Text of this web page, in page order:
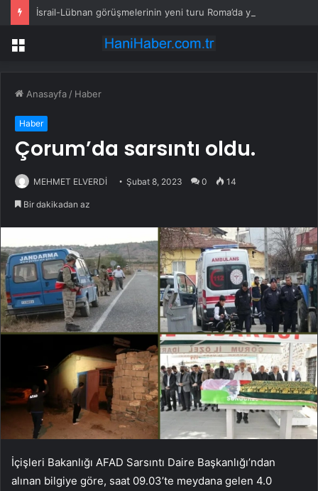
İsrail-Lübnan görüşmelerinin yeni turu Roma’da yapılacak
Menü
Anasayfa / Haber
Haber
Çorum’da sarsıntı oldu.
MEHMET ELVERDİ Şubat 8, 2023 0 14
Bir dakikadan az
İçişleri Bakanlığı AFAD Sarsıntı Daire Başkanlığı’ndan
alınan bilgiye göre, saat 09.03’te meydana gelen 4.0